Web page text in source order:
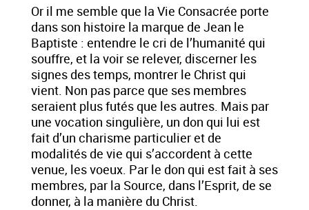
Or il me semble que la Vie Consacrée porte
dans son histoire la marque de Jean le
Baptiste : entendre le cri de l’humanité qui
souffre, et la voir se relever, discerner les
signes des temps, montrer le Christ qui
vient. Non pas parce que ses membres
seraient plus futés que les autres. Mais par
une vocation singulière, un don qui lui est
fait d’un charisme particulier et de
modalités de vie qui s’accordent à cette
venue, les voeux. Par le don qui est fait à ses
membres, par la Source, dans l’Esprit, de se
donner, à la manière du Christ.